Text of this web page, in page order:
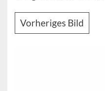
Vorheriges Bild